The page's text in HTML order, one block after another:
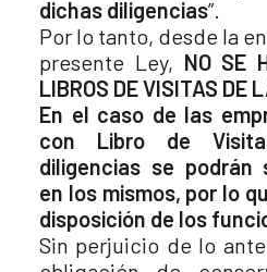
dichas diligencias”.
Por lo tanto, desde la
presente Ley, NO SE
LIBROS DE VISITAS DE
En el caso de las
con Libro de
diligencias se podrán
en los mismos, por lo
disposición de los
Sin perjuicio de lo